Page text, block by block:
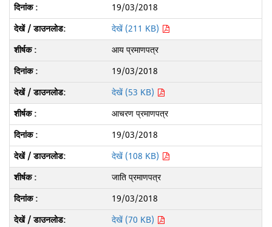
19/03/2018
देखें (211 KB)
आय प्रमाणपत्र
19/03/2018
देखें (53 KB)
आचरण प्रमाणपत्र
19/03/2018
देखें (108 KB)
जाति प्रमाणपत्र
19/03/2018
देखें (70 KB)